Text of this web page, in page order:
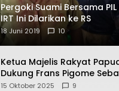
Pergoki Suami Bersama
IRT Ini Dilarikan ke RS
18 Juni 2019 10
Ketua Majelis Rakyat
Dukung Frans Pigome
Freeport Indonesia
15 Oktober 2025 9